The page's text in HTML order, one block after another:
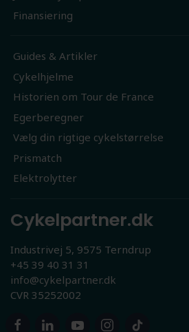
Finansiering
Guides & Artikler
Cykelhjelme
Historien om Tour de France
Egerberegner
Vælg din rigtige cykelstørrelse
Prismatch
Elektrolytter
Cykelpartner.dk
Industrivej 5, 9575 Terndrup
+45 39 40 31 31
info@cykelpartner.dk
CVR 35252002